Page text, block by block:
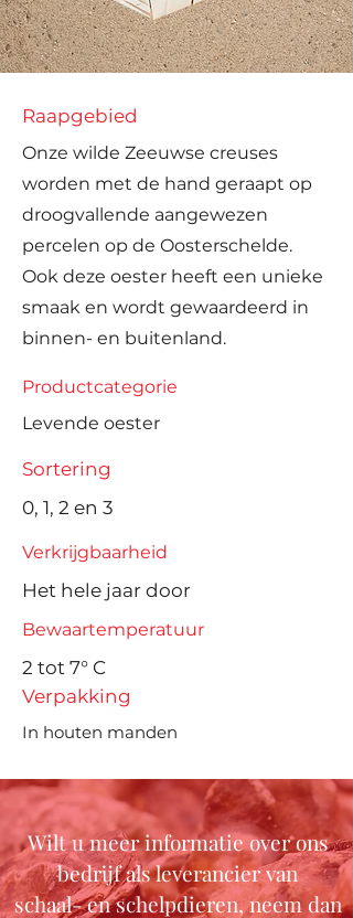
Raapgebied
Onze wilde Zeeuwse creuses
worden met de hand geraapt op
droogvallende aangewezen
percelen op de Oosterschelde.
Ook deze oester heeft een unieke
smaak en wordt gewaardeerd in
binnen- en buitenland.
Productcategorie
Levende oester
Sortering
0, 1, 2 en 3
Verkrijgbaarheid
Het hele jaar door
Bewaartemperatuur
2 tot 7° C
Verpakking
In houten manden
Wilt u meer informatie over ons
bedrijf als leverancier van
schaal- en schelpdieren, neem dan